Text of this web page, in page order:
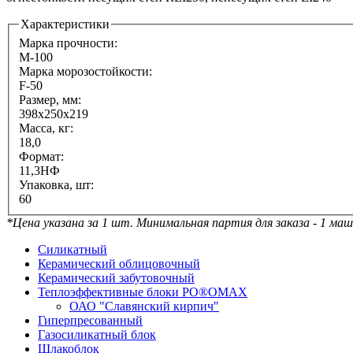
Характеристики
Марка прочности:
М-100
Марка морозостойкости:
F-50
Размер, мм:
398х250х219
Масса, кг:
18,0
Формат:
11,3НФ
Упаковка, шт:
60
*Цена указана за 1 шт. Минимальная партия для заказа - 1
Силикатный
Керамический облицовочный
Керамический забутовочный
Теплоэффективные блоки PO®OMAX
ОАО "Славянский кирпич"
Гиперпресованный
Газосиликатный блок
Шлакоблок